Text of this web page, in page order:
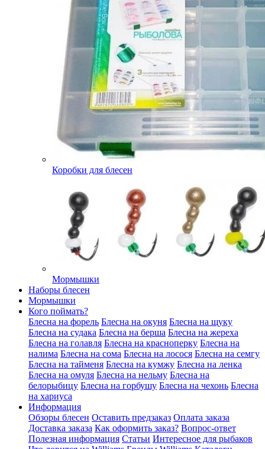
Коробки для блесен
Мормышки
Наборы блесен
Мормышки
Кого поймать?
Блесна на форель Блесна на окуня Блесна на щуку
Блесна на судака Блесна на берша Блесна на жереха
Блесна на голавля Блесна на красноперку Блесна на
налима Блесна на сома Блесна на лосося Блесна на семгу
Блесна на тайменя Блесна на кумжу Блесна на ленка
Блесна на омуля Блесна на нельму Блесна на
белорыбицу Блесна на горбушу Блесна на чехонь Блесна
на хариуса
Информация
Обзоры блесен Оставить предзаказ Оплата заказа
Доставка заказа Как оформить заказ? Вопрос-ответ
Полезная информация Статьи Интересное для рыбаков